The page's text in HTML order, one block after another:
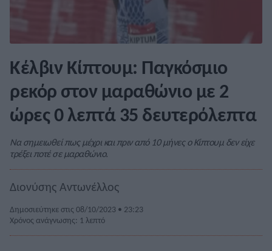
Κέλβιν Κίπτουμ: Παγκόσμιο
ρεκόρ στον μαραθώνιο με 2
ώρες 0 λεπτά 35 δευτερόλεπτα
Να σημειωθεί πως μέχρι και πριν από 10 μήνες ο Κίπτουμ δεν είχε
τρέξει ποτέ σε μαραθώνιο.
Διονύσης Αντωνέλλος
Δημοσιεύτηκε στις 08/10/2023 • 23:23
Χρόνος ανάγνωσης: 1 λεπτό